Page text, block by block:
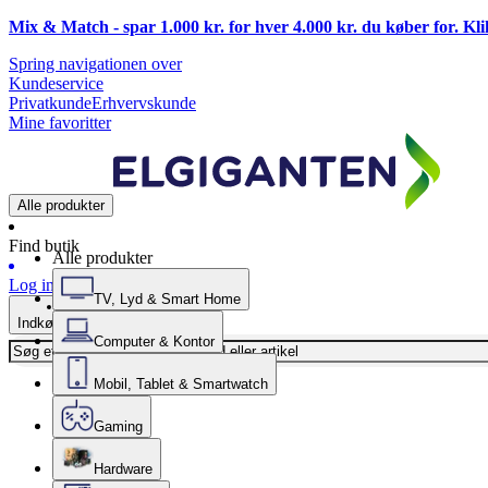
Mix & Match - spar 1.000 kr. for hver 4.000 kr. du køber for.
Spring navigationen over
Kundeservice
PrivatkundeErhvervskunde
Mine favoritter
Alle produkter
Find butik
Log ind
Indkøbskurv
Alle produkter
TV, Lyd & Smart Home
Computer & Kontor
Mobil, Tablet & Smartwatch
Gaming
Hardware